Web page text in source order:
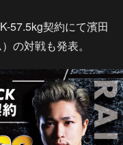
57.5kg契約にて濱田
の対戦も発表。